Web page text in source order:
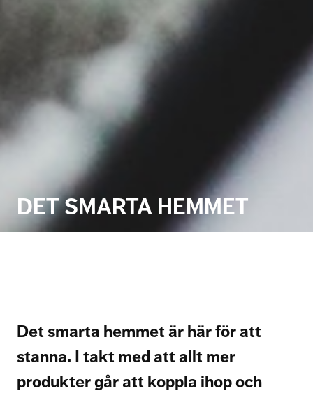
DET SMARTA HEMMET
Det smarta hemmet är här för att
stanna. I takt med att allt mer
produkter går att koppla ihop och